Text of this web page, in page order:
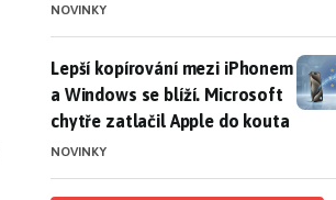
NOVINKY
Lepší kopírování mezi iPhonem a
Lepší kopírování mezi iPhonem
a Windows se blíží. Microsoft
chytře zatlačil Apple do kouta
NOVINKY